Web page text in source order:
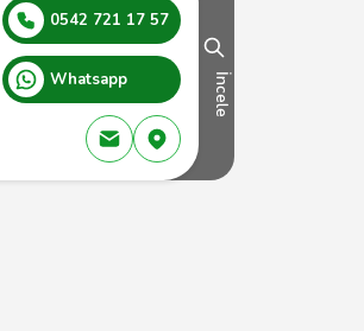
0542 721 17 57
Whatsapp İncele